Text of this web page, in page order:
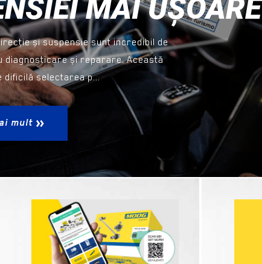
MAI UȘOARE
și suspensie sunt incredibil de
diagnosticare și reparare. Această
dificilă selectarea p...
mult